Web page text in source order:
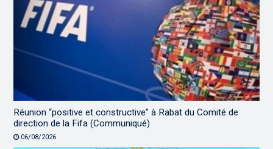
Réunion “positive et constructive” à Rabat du Comité de
direction de la Fifa (Communiqué)
06/08/2026